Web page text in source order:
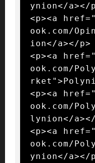
ynion</a></
<p><a
ook.com/
ion</a></p>
<p><a
ook.com/
<p><a
ook.com/
lynion</
<p><a
ook.com/
ynion</a></